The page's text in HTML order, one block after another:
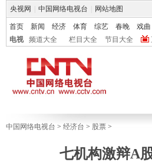
央视网 中国网络电视台 网站地图
首页 新闻 经济 体育 综艺 春晚 戏曲
电视
频道大全 栏目大全 节目大全
中国网络电视台 > 经济台 > 股票 >
七机构激辩A